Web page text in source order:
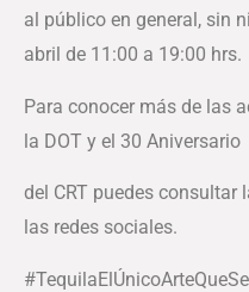
al público en general, sin
abril de 11:00 a 19:00 hrs.
Para conocer más de las
la DOT y el 30 Aniversario
del CRT puedes consultar
las redes sociales.